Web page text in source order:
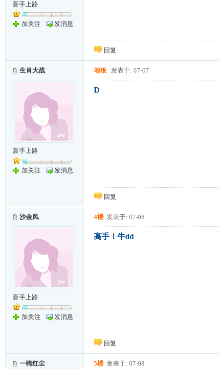
新手上路
加关注 发消息
回复
生肖大战
新手上路
加关注 发消息
地板 发表于: 07-07
D
回复
沙金凤
新手上路
加关注 发消息
4楼 发表于: 07-08
高手！牛dd
回复
一骑红尘 5楼 发表于: 07-08